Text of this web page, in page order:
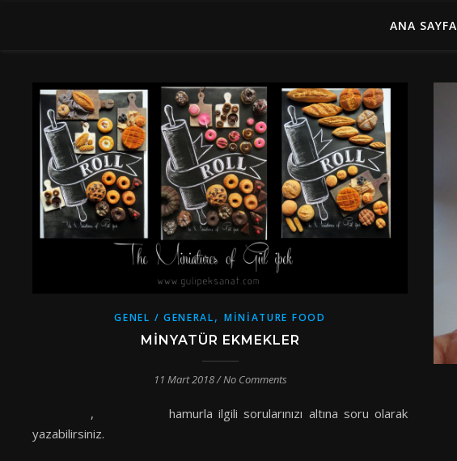
ANA SAYFA
GENEL / GENERAL, MINIATURE FOOD
MINYATÜR EKMEKLER
11 Mart 2018/No Comments
, hamurla ilgili sorularınızı altına soru olarak
yazabilirsiniz.